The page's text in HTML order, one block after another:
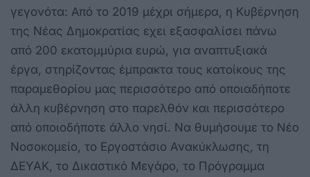
γεγονότα: Από το 2019 μέχρι σήμερα, η Κυβέρνηση
της Νέας Δημοκρατίας εχει εξασφαλίσει πάνω
από 200 εκατομμύρια ευρώ, για αναπτυξιακά
έργα, στηρίζοντας έμπρακτα τους κατοίκους της
παραμεθορίου μας περισσότερο από οποιαδήποτε
άλλη κυβέρνηση στο παρελθόν και περισσότερο
από οποιοδήποτε άλλο νησί. Να θυμήσουμε το Νέο
Νοσοκομείο, το Εργοστάσιο Ανακύκλωσης, τη
ΔΕΥΑΚ, το Δικαστικό Μεγάρο, το Πρόγραμμα